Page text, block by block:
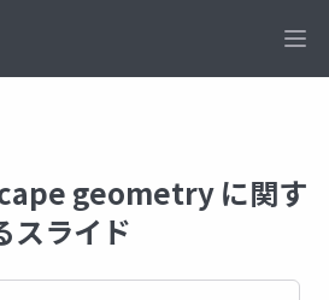
geometry に関す
スライド